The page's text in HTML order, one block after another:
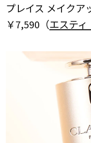
プレイス メイクア
￥7,590（エステ